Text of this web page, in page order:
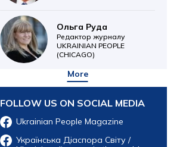
Ольга Руда
Редактор журналу
UKRAINIAN PEOPLE
(CHICAGO)
More
FOLLOW US ON SOCIAL MEDIA
Ukrainian People Magazine
Українська Діаспора Світу /